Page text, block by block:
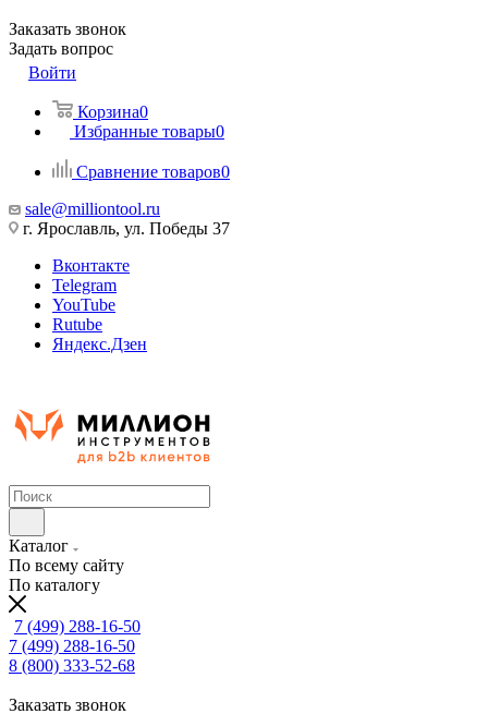
Заказать звонок
Задать вопрос
Войти
Корзина0
Избранные товары0
Сравнение товаров0
sale@milliontool.ru
г. Ярославль, ул. Победы 37
Вконтакте
Telegram
YouTube
Rutube
Яндекс.Дзен
Каталог
По всему сайту
По каталогу
7 (499) 288-16-50
7 (499) 288-16-50
8 (800) 333-52-68
Заказать звонок